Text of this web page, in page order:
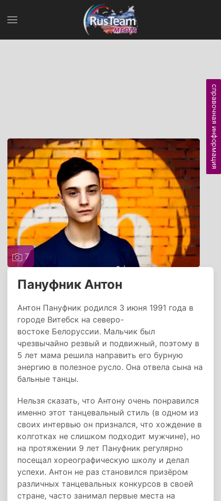
7
Пануфник Антон
Антон Пануфник родился 3 июня 1991 года в
городе Витебск на северо-
востоке Белоруссии. Мальчик был
чрезвычайно резвый и подвижный, поэтому в
5 лет мама решила направить его бурную
энергию в полезное русло. Она отвела сына на
бальные танцы.
Нельзя сказать, что Антону очень понравился
именно этот танцевальный стиль (в одном из
своих интервью он признался, что хождение в
колготках не слишком подходит мужчине), но
на протяжении 9 лет Пануфник регулярно
посещал хореографическую школу и делал
успехи. Антон не раз становился призёром
различных танцевальных конкурсов в своей
стране, часто занимал первые места на
справочная информация